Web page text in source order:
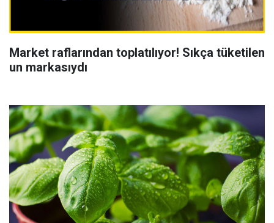
Market raflarından toplatılıyor! Sıkça tüketilen
un markasıydı